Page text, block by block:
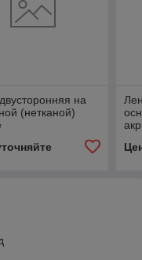
на
(нетканой)